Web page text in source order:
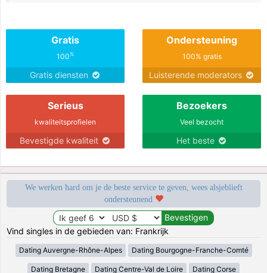
Gratis
100%
Gratis diensten
Ondersteuning
100% gratis
Luisterende moderators
Serieus
kwaliteitsprofielen
Bevestigde kwaliteit
Bezoekers
Veel bezocht
Het beste
We werken hard om je de beste service te geven, wees alsjeblieft
ondersteunend
Vind singles in de gebieden van: Frankrijk
Dating Auvergne-Rhône-Alpes Dating Bourgogne-Franche-Comté
Dating Bretagne Dating Centre-Val de Loire Dating Corse